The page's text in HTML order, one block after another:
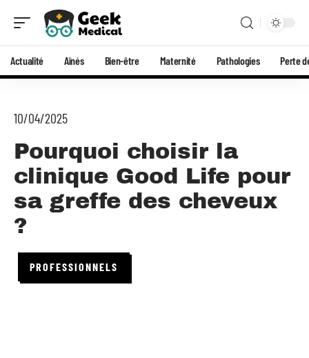
Actualité Aînés Bien-être Maternité Pathologies Perte
10/04/2025
Pourquoi choisir la
clinique Good Life pour
sa greffe des cheveux
?
PROFESSIONNELS